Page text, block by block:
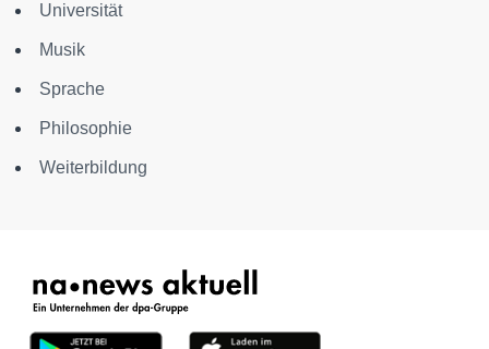
Universität
Musik
Sprache
Philosophie
Weiterbildung